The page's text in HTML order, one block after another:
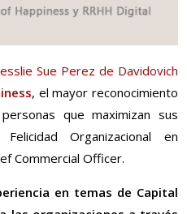
Sue Perez de Davidovich
, el mayor reconocimiento
que maximizan sus
Organizacional en
Commercial Officer.
en temas de Capital